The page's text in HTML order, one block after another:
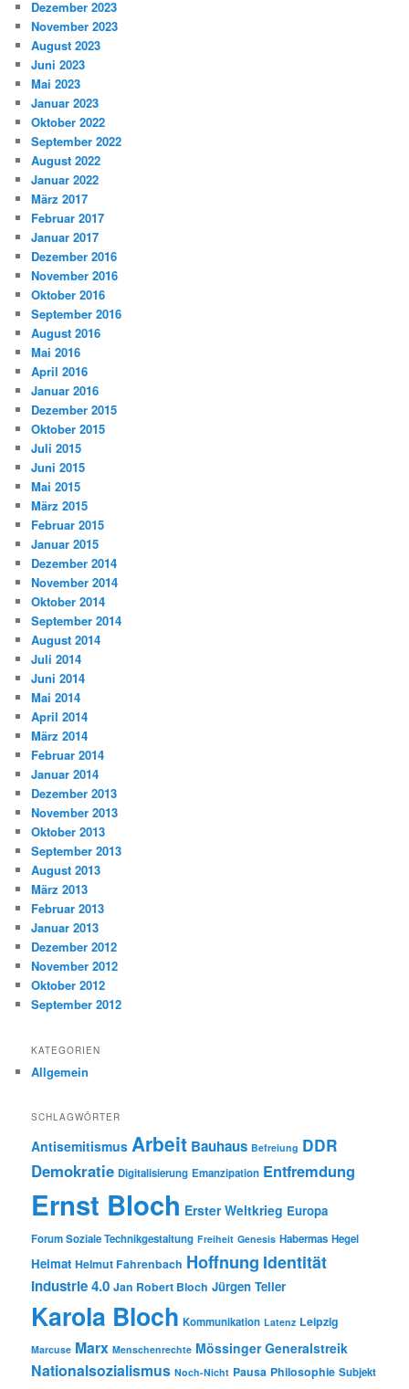
Dezember 2023
November 2023
August 2023
Juni 2023
Mai 2023
Januar 2023
Oktober 2022
September 2022
August 2022
Januar 2022
März 2017
Februar 2017
Januar 2017
Dezember 2016
November 2016
Oktober 2016
September 2016
August 2016
Mai 2016
April 2016
Januar 2016
Dezember 2015
Oktober 2015
Juli 2015
Juni 2015
Mai 2015
März 2015
Februar 2015
Januar 2015
Dezember 2014
November 2014
Oktober 2014
September 2014
August 2014
Juli 2014
Juni 2014
Mai 2014
April 2014
März 2014
Februar 2014
Januar 2014
Dezember 2013
November 2013
Oktober 2013
September 2013
August 2013
März 2013
Februar 2013
Januar 2013
Dezember 2012
November 2012
Oktober 2012
September 2012
KATEGORIEN
Allgemein
SCHLAGWÖRTER
Antisemitismus Arbeit Bauhaus Befreiung DDR
Demokratie Digitalisierung Emanzipation Entfremdung
Ernst Bloch Erster Weltkrieg Europa
Forum Soziale Technikgestaltung Freiheit Genesis Habermas Hegel
Heimat Helmut Fahrenbach Hoffnung Identität
Industrie 4.0 Jan Robert Bloch Jürgen Teller
Karola Bloch Kommunikation Latenz Leipzig
Marcuse Marx Menschenrechte Mössinger Generalstreik
Nationalsozialismus Noch-Nicht Pausa Philosophie Subjekt